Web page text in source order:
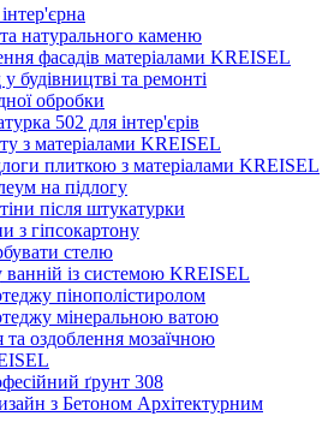
натурального каменю
фасадів матеріалами KREISEL
будівництві та ремонті
обробки
502 для інтер'єрів
з матеріалами KREISEL
плиткою з матеріалами KREISEL
на підлогу
після штукатурки
з гіпсокартону
стелю
ванній із системою KREISEL
пінополістиролом
мінеральною ватою
оздоблення мозаїчною
ґрунт 308
з Бетоном Архітектурним